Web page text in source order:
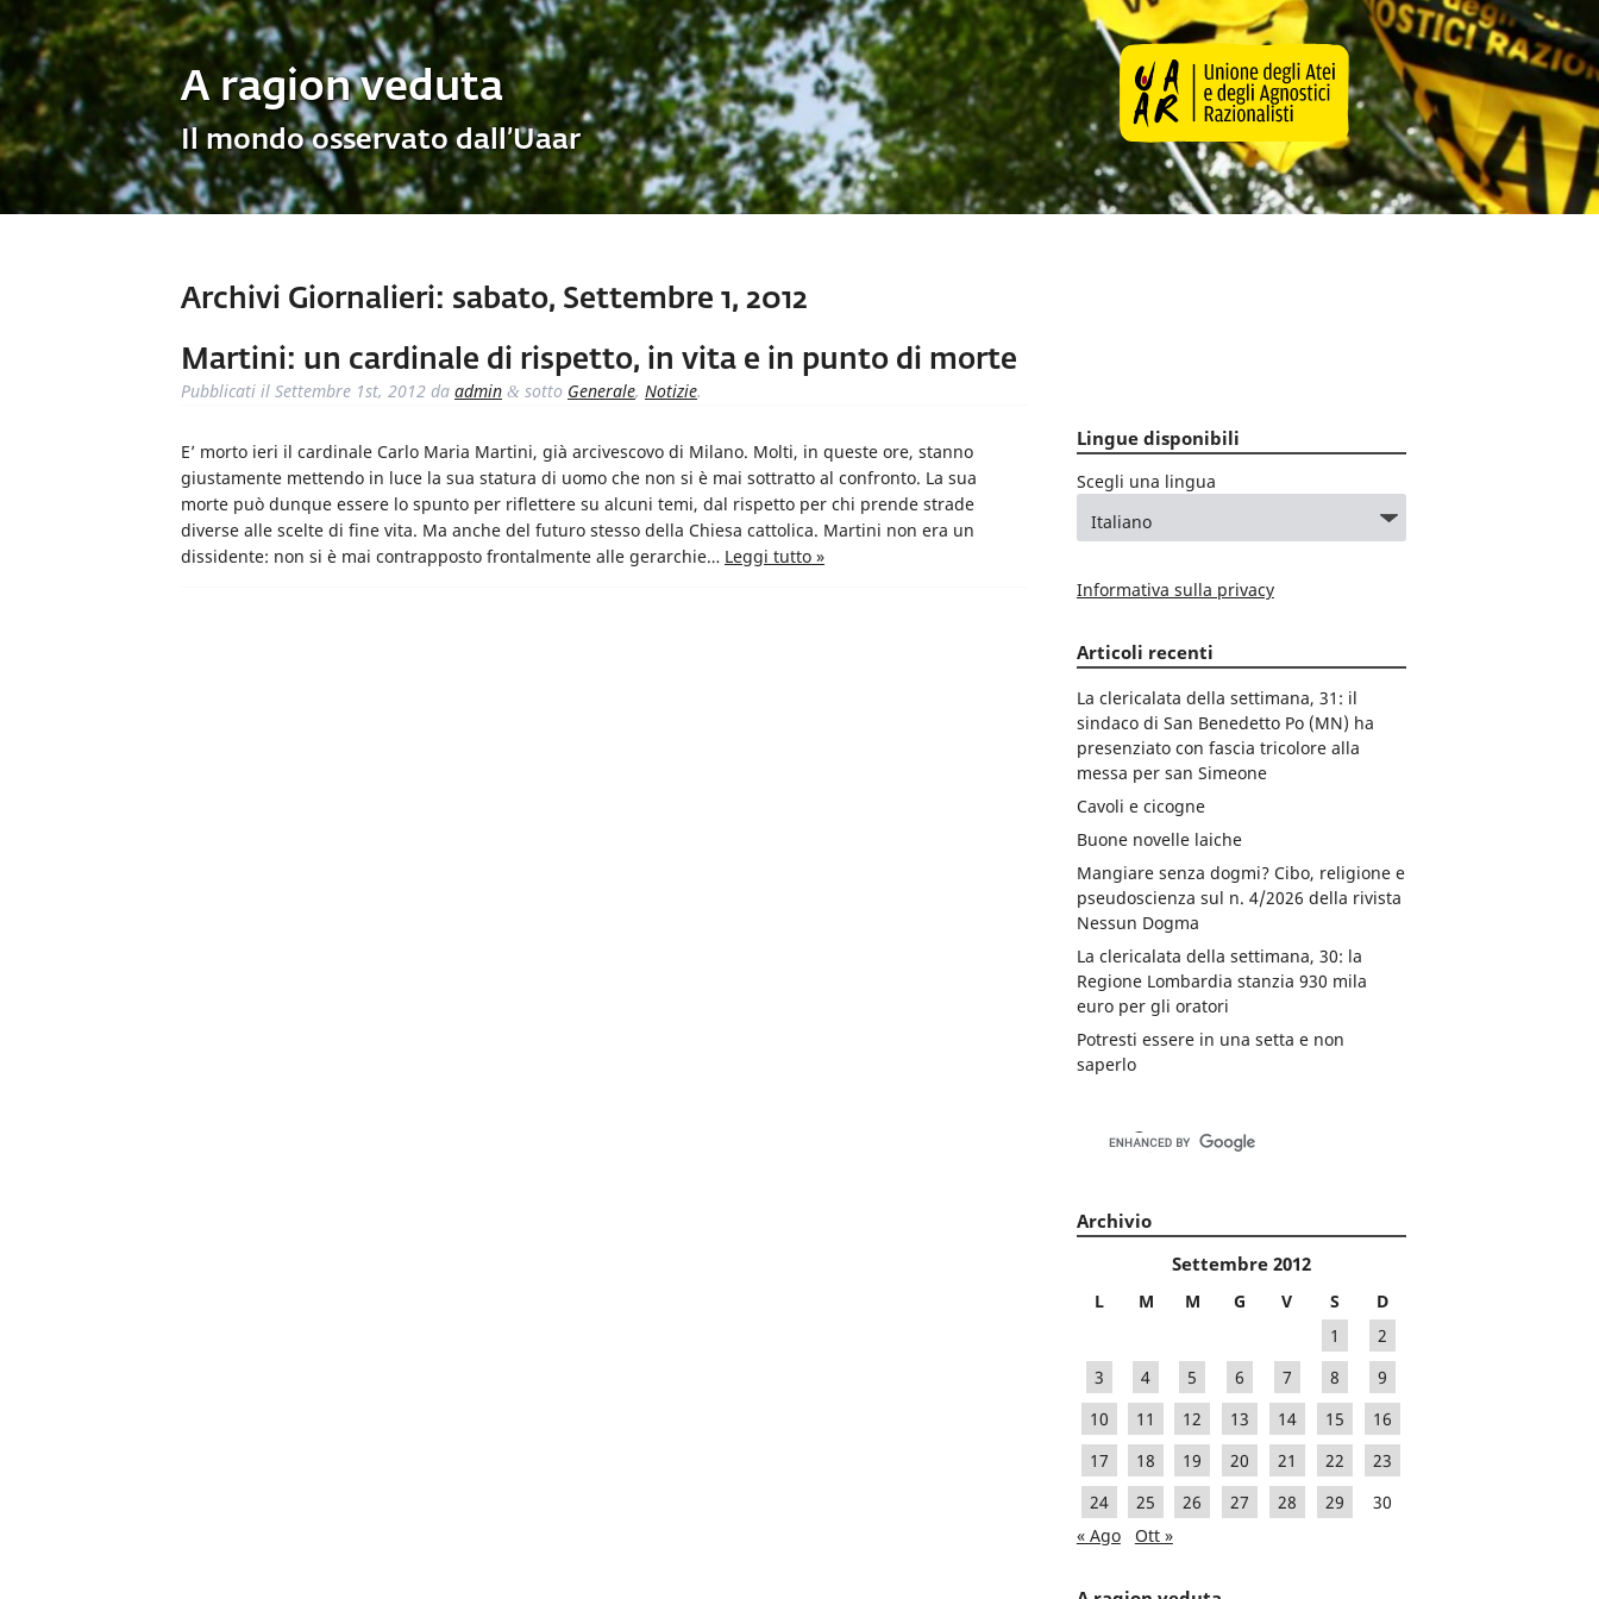
A ragion veduta
Il mondo osservato dall’Uaar
Archivi Giornalieri: sabato, Settembre 1, 2012
Martini: un cardinale di rispetto, in vita e in punto di morte
Pubblicati il Settembre 1st, 2012 da admin & sotto Generale, Notizie.
E’ morto ieri il cardinale Carlo Maria Martini, già arcivescovo di Milano. Molti, in queste ore, stanno
giustamente mettendo in luce la sua statura di uomo che non si è mai sottratto al confronto. La sua
morte può dunque essere lo spunto per riflettere su alcuni temi, dal rispetto per chi prende strade
diverse alle scelte di fine vita. Ma anche del futuro stesso della Chiesa cattolica. Martini non era un
dissidente: non si è mai contrapposto frontalmente alle gerarchie… Leggi tutto »
Lingue disponibili
Scegli una lingua
Informativa sulla privacy
Articoli recenti
La clericalata della settimana, 31: il
sindaco di San Benedetto Po (MN) ha
presenziato con fascia tricolore alla
messa per san Simeone
Cavoli e cicogne
Buone novelle laiche
Mangiare senza dogmi? Cibo, religione e
pseudoscienza sul n. 4/2026 della rivista
Nessun Dogma
La clericalata della settimana, 30: la
Regione Lombardia stanzia 930 mila
euro per gli oratori
Potresti essere in una setta e non
saperlo
Archivio
Settembre 2012
L M M G V S
D
1
2
3
4 5 6 7 8
9
10
11 12 13 14 15
16
17
18 19 20 21 22
23
24
25 26 27 28 29
30
« Ago
Ott »